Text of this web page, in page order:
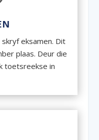
eksamen. Dit
plaas. Deur die
toetsreekse in